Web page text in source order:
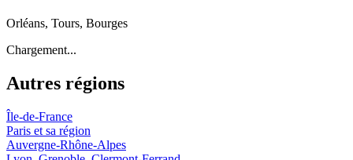
Orléans, Tours, Bourges
Chargement...
Autres régions
Île-de-France
Paris et sa région
Auvergne-Rhône-Alpes